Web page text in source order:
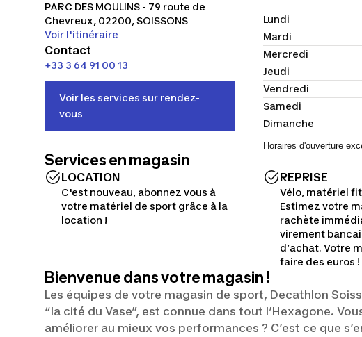
PARC DES MOULINS - 79 route de
Chevreux, 02200,SOISSONS
Voir l'itinéraire
Contact
+33 3 64 91 00 13
Voir les services sur rendez-
vous
lundi
mardi
mercredi
jeudi
vendredi
samedi
dimanche
Horaires d'ouverture
Services en magasin
LOCATION
C'est nouveau, abonnez vous à
votre matériel de sport grâce à la
location !
REPRISE
Vélo, matériel
Estimez votre
rachète
virement
d’achat. Votre
faire des euros !
Bienvenue dans votre magasin !
Les équipes de votre magasin de sport, Decathlon
“la cité du Vase”, est connue dans tout l’Hexagone.
améliorer au mieux vos performances ? C’est ce que